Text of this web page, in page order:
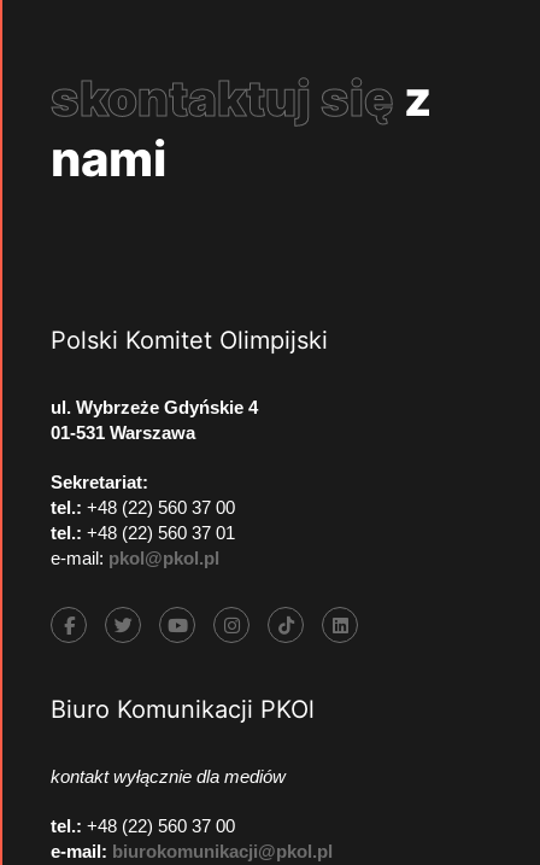
skontaktuj się z
nami
Polski Komitet Olimpijski
ul. Wybrzeże Gdyńskie 4
01-531 Warszawa
Sekretariat:
tel.: +48 (22) 560 37 00
tel.: +48 (22) 560 37 01
e-mail: pkol@pkol.pl
Biuro Komunikacji PKOl
kontakt wyłącznie dla mediów
tel.: +48 (22) 560 37 00
e-mail: biurokomunikacji@pkol.pl